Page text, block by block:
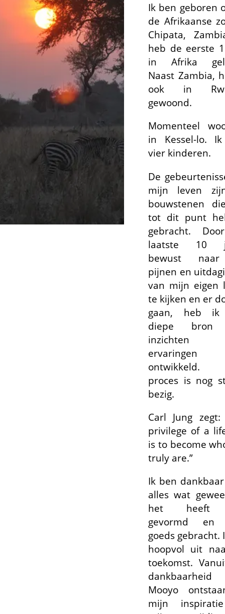
Ik ben geboren
de Afrikaanse
Chipata,
heb de eerste
in Afrika
Naast Zambia,
ook in
gewoond.
Momenteel
in Kessel-lo.
vier kinderen.
De
mijn leven
bouwstenen
tot dit punt
gebracht.
laatste 10
bewust
pijnen en
van mijn eigen
te kijken en er
gaan, heb ik
diepe bron
inzichten
ervaringen
ontwikkeld.
proces is nog
bezig.
Carl Jung zegt:
privilege of a
is to become
truly are.”
Ik ben
alles wat
het heeft
gevormd en
goeds gebracht.
hoopvol uit
toekomst.
Mooyo
mijn